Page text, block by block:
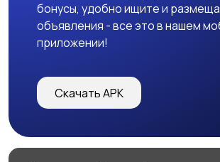
бонусы, удобно ищите и
объявления - все это в нашем
приложении!
Скачать APK